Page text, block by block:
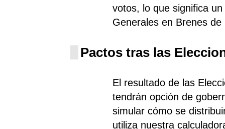
votos, lo que significa
Generales en Brenes de
Pactos tras las
El resultado de las
tendrán opción de
simular cómo se
utiliza nuestra